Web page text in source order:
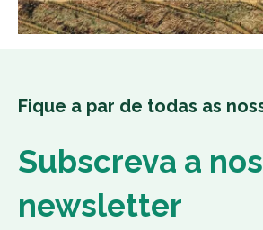
Fique a par de todas as
Subscreva a
newsletter